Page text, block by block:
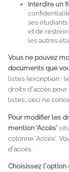
Interdire un
ses
et de
les autres
Vous ne pouvez
documents que
listes (exception :
droits d'accès
listes; ceci ne
Pour modifier les
mention 'Accès'
colonne 'Accès'.
d'accès.
Choisissez l'option